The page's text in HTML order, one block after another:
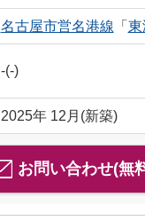
名古屋市営名港線 「 東
-(-)
2025年 12月(新築)
お問い合わせ(無